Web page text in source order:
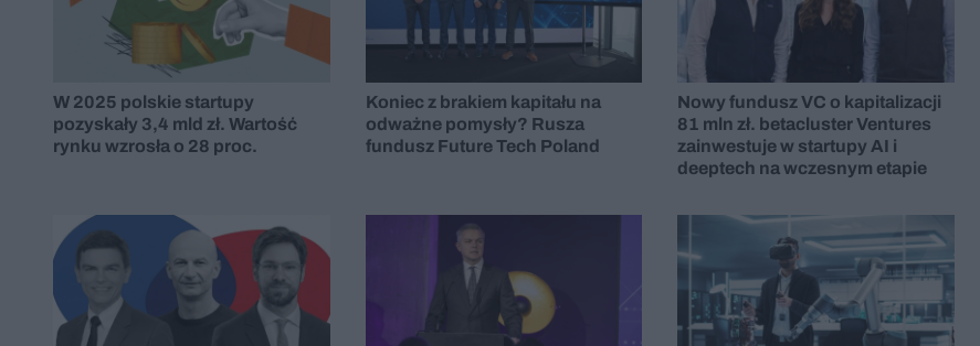
W 2025 polskie startupy
pozyskały 3,4 mld zł. Wartość
rynku wzrosła o 28 proc.
Koniec z brakiem kapitału na
odważne pomysły? Rusza
fundusz Future Tech Poland
Nowy fundusz VC o kapitalizacji
81 mln zł. betacluster Ventures
zainwestuje w startupy AI i
deeptech na wczesnym etapie